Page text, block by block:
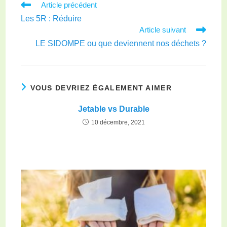
Article précédent
Les 5R : Réduire
Article suivant
LE SIDOMPE ou que deviennent nos déchets ?
VOUS DEVRIEZ ÉGALEMENT AIMER
Jetable vs Durable
10 décembre, 2021